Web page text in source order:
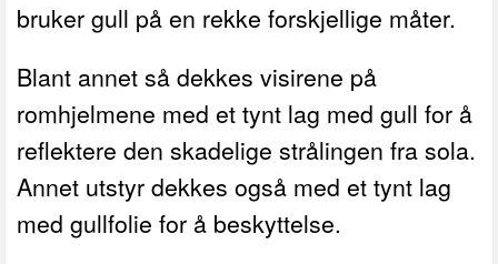
bruker gull på en rekke forskjellige måter.
Blant annet så dekkes visirene på
romhjelmene med et tynt lag med gull for å
reflektere den skadelige strålingen fra sola.
Annet utstyr dekkes også med et tynt lag
med gullfolie for å beskyttelse.